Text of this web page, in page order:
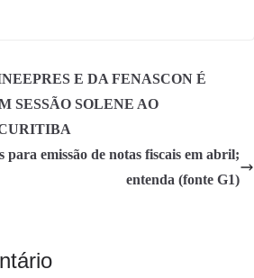
E DA FENASCON É
SESSÃO SOLENE AO
emissão de notas fiscais em abril;
entenda (fonte G1)